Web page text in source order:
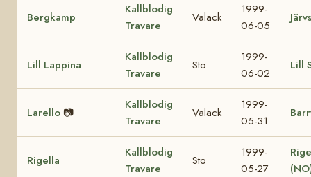
Bergkamp
Kallblodig
Travare
Valack
1999-
06-05
Lill Lappina
Kallblodig
Travare
Sto
1999-
06-02
Lill
Larello 📷
Kallblodig
Travare
Valack
1999-
05-31
Rigella
Kallblodig
Travare
Sto
1999-
05-27